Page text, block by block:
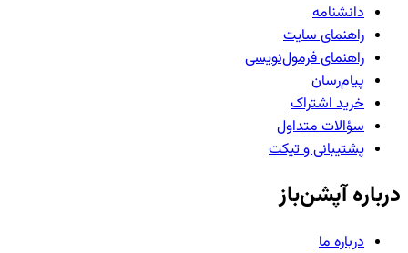
دانشنامه
راهنمای سایت
راهنمای فرمول‌نویسی
پیام‌رسان
خرید اشتراک
سؤالات متداول
پشتیبانی و تیکت
درباره آپشن‌باز
درباره ما